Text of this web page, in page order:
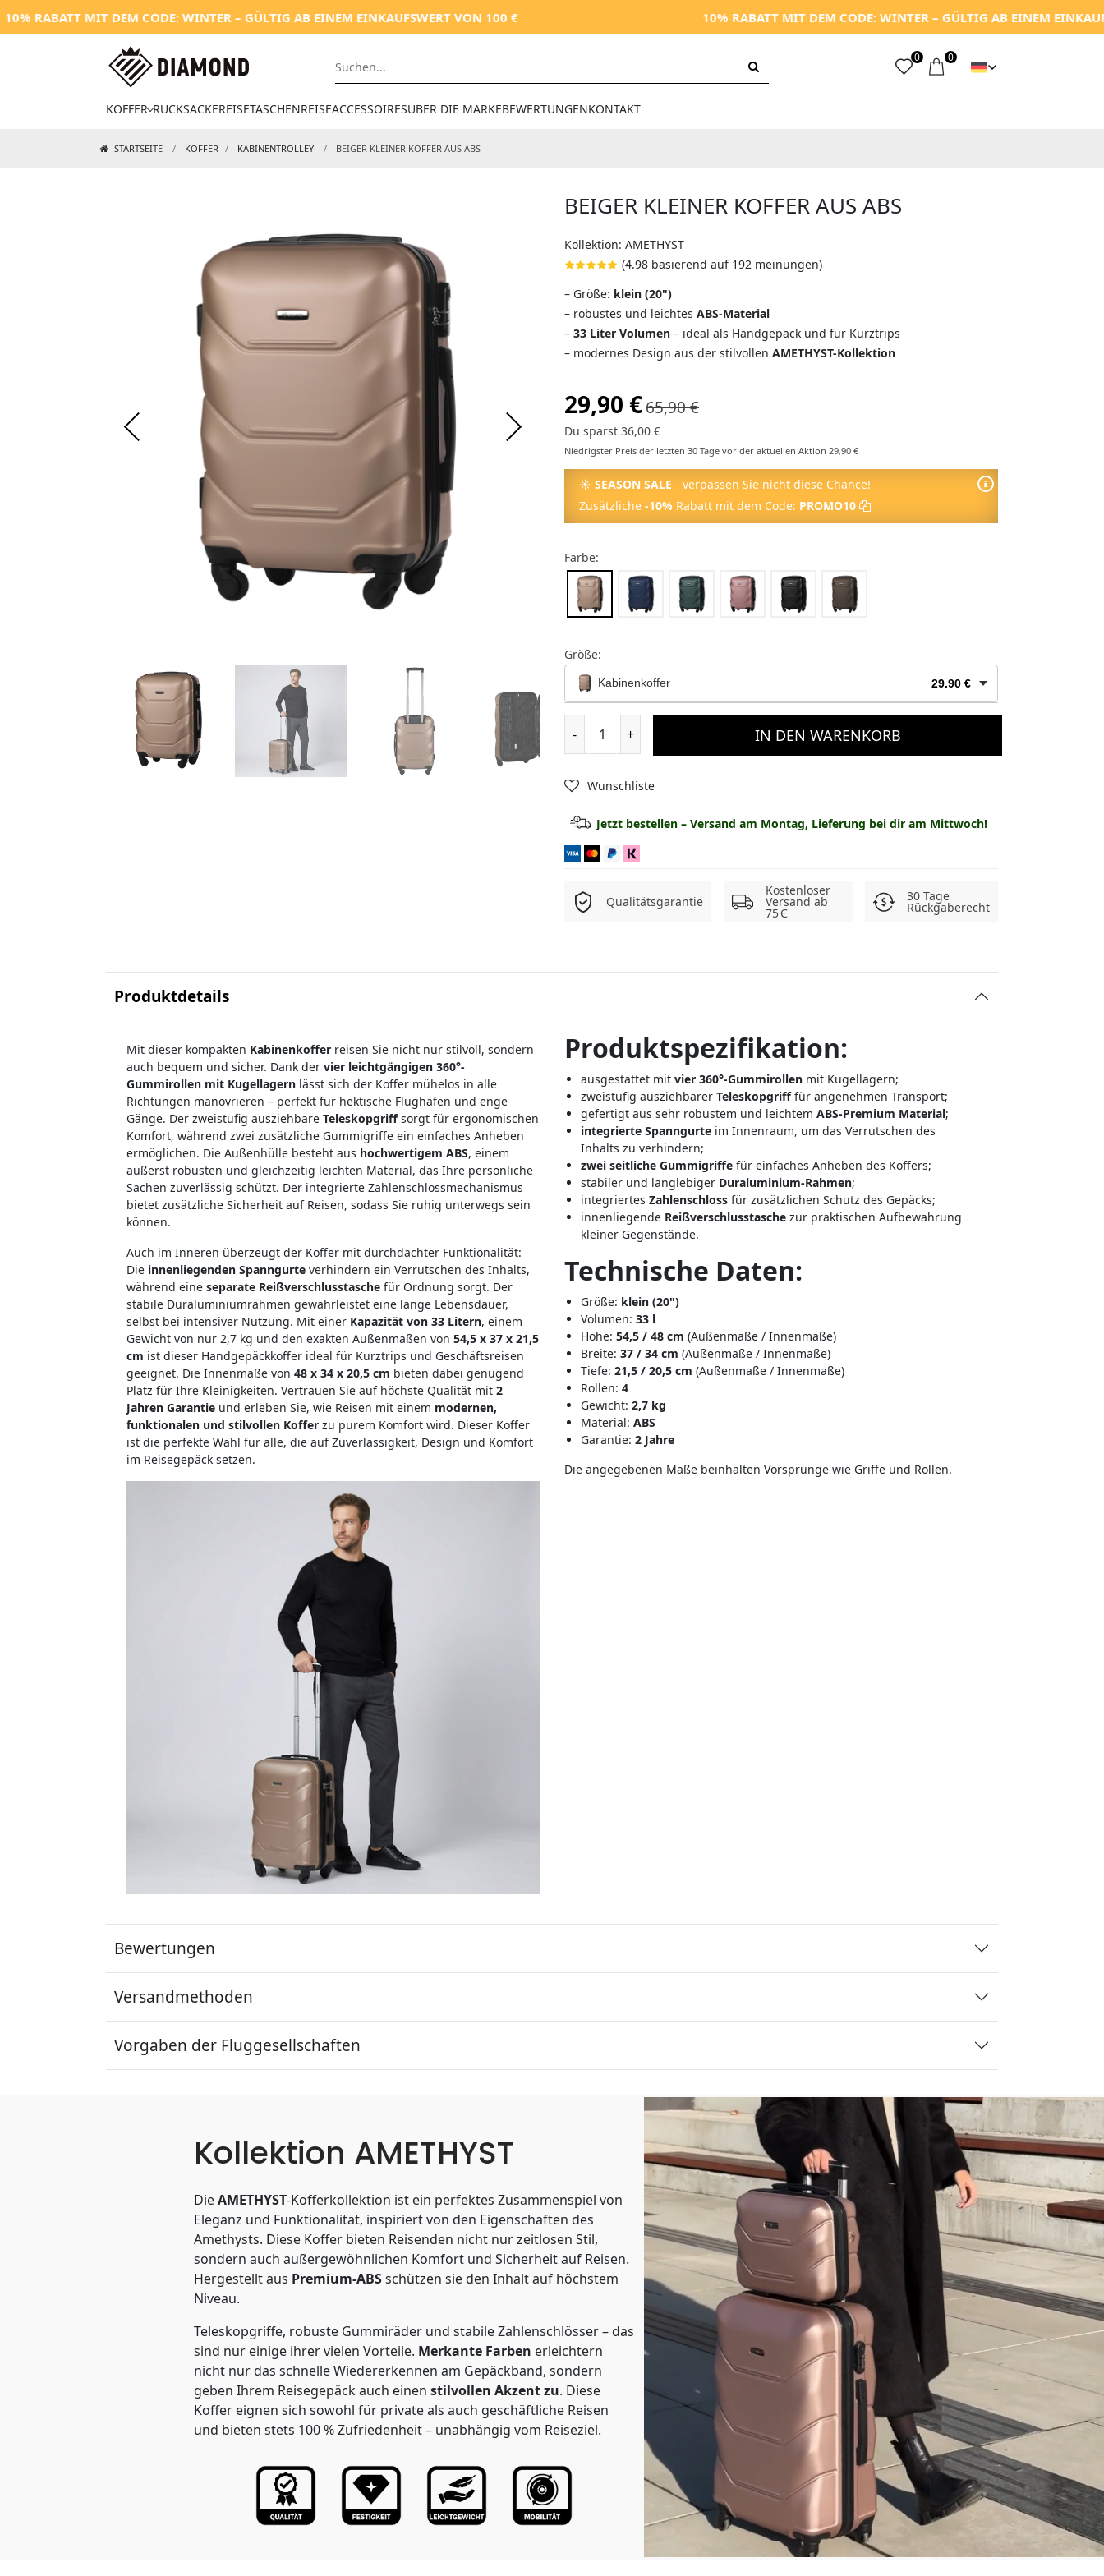
DEM CODE: WINTER – GÜLTIG AB EINEM EINKAUFSWERT VON 100 € 10% RABATT MIT DEM CODE: WINTER – GÜLTIG AB EINEM EINKAUFSWERT VON
0 0
KOFFER RUCKSÄCKEREISETASCHENREISEACCESSOIRESÜBER DIE MARKEBEWERTUNGENKONTAKT
STARTSEITE KOFFER KABINENTROLLEY BEIGER KLEINER KOFFER AUS ABS
BEIGER KLEINER KOFFER AUS ABS
Kollektion: AMETHYST
(4.98 basierend auf 192 meinungen)
– Größe: klein (20")
– robustes und leichtes ABS-Material
– 33 Liter Volumen – ideal als Handgepäck und für Kurztrips
– modernes Design aus der stilvollen AMETHYST-Kollektion
29,90 €65,90 €
Du sparst 36,00 €
Niedrigster Preis der letzten 30 Tage vor der aktuellen Aktion 29,90 €
☀ SEASON SALE - verpassen Sie nicht diese Chance!
Zusätzliche -10% Rabatt mit dem Code: PROMO10
Farbe:
Größe:
Kabinenkoffer 29.90 €
Kosmetikkoffer
Kabinenkoffer 29.90 €
Mittlerer Koffer
Großer Koffer 44.90 €
Set: Groß + Kosmetikkoffer 59.90 €
- + IN DEN WARENKORB
Wunschliste
Jetzt bestellen – Versand am Montag, Lieferung bei dir am Mittwoch!
Qualitätsgarantie
Kostenloser
Versand ab
75 Є
30 Tage
Rückgaberecht
Produktdetails
Mit dieser kompakten Kabinenkoffer reisen Sie nicht nur stilvoll, sondern
auch bequem und sicher. Dank dervier leichtgängigen 360°-
Gummirollen mit Kugellagern lässt sich der Koffer mühelos in alle
Richtungen manövrieren – perfekt für hektische Flughäfen und enge
Gänge. Der zweistufig ausziehbare Teleskopgriffsorgt für ergonomischen
Komfort, während zwei zusätzliche Gummigriffe ein einfaches Anheben
ermöglichen. Die Außenhülle besteht aus hochwertigem ABS, einem
äußerst robusten und gleichzeitig leichten Material, das Ihre persönliche
Sachen zuverlässig schützt. Der integrierte Zahlenschlossmechanismus
bietet zusätzliche Sicherheit auf Reisen, sodass Sie ruhig unterwegs sein
können.
Auch im Inneren überzeugt der Koffer mit durchdachter Funktionalität:
Die innenliegenden Spanngurte verhindern ein Verrutschen des Inhalts,
während eineseparate Reißverschlusstasche für Ordnung sorgt. Der
stabile Duraluminiumrahmen gewährleistet eine lange Lebensdauer,
selbst bei intensiver Nutzung. Mit einer Kapazität von 33 Litern, einem
Gewicht von nur 2,7 kg und den exakten Außenmaßen von54,5 x 37 x 21,5
cm ist dieser Handgepäckkoffer ideal für Kurztrips und Geschäftsreisen
geeignet. Die Innenmaße von48 x 34 x 20,5 cm bieten dabei genügend
Platz für Ihre Kleinigkeiten. Vertrauen Sie auf höchste Qualität mit 2
Jahren Garantie und erleben Sie, wie Reisen mit einem modernen,
funktionalen und stilvollen Koffer zu purem Komfort wird. Dieser Koffer
ist die perfekte Wahl für alle, die auf Zuverlässigkeit, Design und Komfort
im Reisegepäck setzen.
Produktspezifikation:
ausgestattet mit vier 360°-Gummirollen mit Kugellagern;
​zweistufig ausziehbarer Teleskopgrifffür angenehmen Transport;
gefertigt aus sehr robustem und leichtem ABS-Premium Material;
integrierte Spanngurte im Innenraum, um das Verrutschen des
Inhalts zu verhindern;
zwei seitliche Gummigriffe für einfaches Anheben des Koffers;
stabiler und langlebiger Duraluminium-Rahmen;
integriertes Zahlenschloss für zusätzlichen Schutz des Gepäcks;
innenliegende Reißverschlusstasche zur praktischen Aufbewahrung
kleiner Gegenstände.
Technische Daten:
Größe: klein (20")
Volumen: 33 l
​Höhe: 54,5 / 48 cm (Außenmaße / Innenmaße)
Breite: 37 / 34 cm (Außenmaße / Innenmaße)
Tiefe: 21,5 / 20,5 cm (Außenmaße / Innenmaße)
Rollen: 4
Gewicht: 2,7 kg
Material: ABS
Garantie: 2 Jahre
Die angegebenen Maße beinhalten Vorsprünge wie Griffe und Rollen.
Bewertungen
Versandmethoden
Vorgaben der Fluggesellschaften
Kollektion AMETHYST
DieAMETHYST-Kofferkollektion ist ein perfektes Zusammenspiel von
Eleganz und Funktionalität, inspiriert von den Eigenschaften des
Amethysts. Diese Koffer bieten Reisenden nicht nur zeitlosen Stil,
sondern auch außergewöhnlichen Komfort und Sicherheit auf Reisen.
Hergestellt aus Premium-ABSschützen sie den Inhalt auf höchstem
Niveau.
Teleskopgriffe, robuste Gummiräder und stabile Zahlenschlösser – das
sind nur einige ihrer vielen Vorteile. Merkante Farben erleichtern
nicht nur das schnelle Wiedererkennen am Gepäckband, sondern
geben Ihrem Reisegepäck auch einen stilvollen Akzent zu. Diese
Koffer eignen sich sowohl für private als auch geschäftliche Reisen
und bieten stets 100 % Zufriedenheit – unabhängig vom Reiseziel.